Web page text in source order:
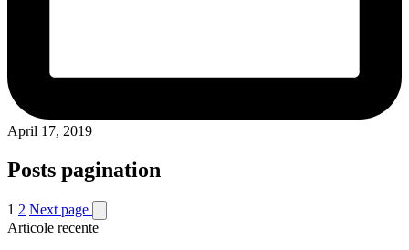
April 17, 2019
Posts pagination
1 2 Next page
Articole recente